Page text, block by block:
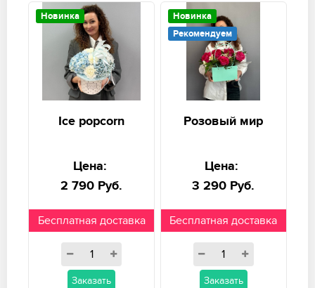
Новинка
Ice popcorn
Цена:
2 790 Руб.
Бесплатная доставка
Заказать
Новинка
Рекомендуем
Розовый мир
Цена:
3 290 Руб.
Бесплатная доставка
Заказать